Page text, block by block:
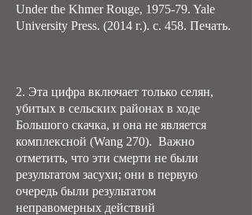
Under the Khmer Rouge, 1975-79. Yale
University Press. (2014 г.). с. 458. Печать.
2. Эта цифра включает только селян,
убитых в сельских районах в ходе
Большого скачка, и она не является
комплексной (Wang 270). Важно
отметить, что эти смерти не были
результатом засухи; они в первую
очередь были результатом
неправомерных действий